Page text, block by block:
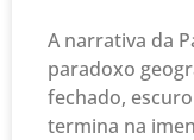
A narrativa da
paradoxo
fechado,
termina na